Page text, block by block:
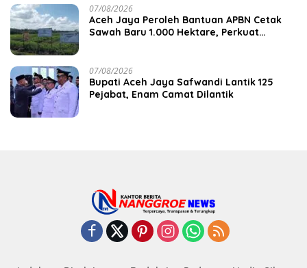
07/08/2026
Aceh Jaya Peroleh Bantuan APBN Cetak
Sawah Baru 1.000 Hektare, Perkuat
07/08/2026
Bupati Aceh Jaya Safwandi Lantik 125
Pejabat, Enam Camat Dilantik